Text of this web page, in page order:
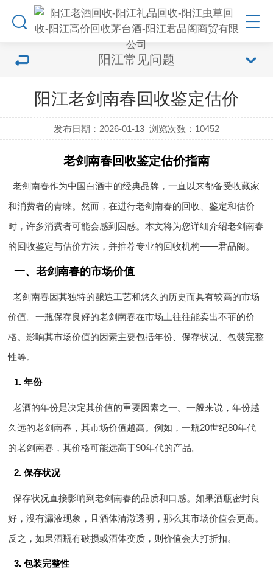
阳江常见问题
阳江老剑南春回收鉴定估价
发布日期：2026-01-13 浏览次数： 10452
老剑南春回收鉴定估价指南
老剑南春作为中国白酒中的经典品牌，一直以来都备受收藏家
和消费者的青睐。然而，在进行老剑南春的回收、鉴定和估价
时，许多消费者可能会感到困惑。本文将为您详细介绍老剑南春
的回收鉴定与估价方法，并推荐专业的回收机构——君品阁。
一、老剑南春的市场价值
老剑南春因其独特的酿造工艺和悠久的历史而具有较高的市场
价值。一瓶保存良好的老剑南春在市场上往往能卖出不菲的价
格。影响其市场价值的因素主要包括年份、保存状况、包装完整
性等。
1. 年份
老酒的年份是决定其价值的重要因素之一。一般来说，年份越
久远的老剑南春，其市场价值越高。例如，一瓶20世纪80年代
的老剑南春，其价格可能远高于90年代的产品。
2. 保存状况
保存状况直接影响到老剑南春的品质和口感。如果酒瓶密封良
好，没有漏液现象，且酒体清澈透明，那么其市场价值会更高。
反之，如果酒瓶有破损或酒体变质，则价值会大打折扣。
3. 包装完整性